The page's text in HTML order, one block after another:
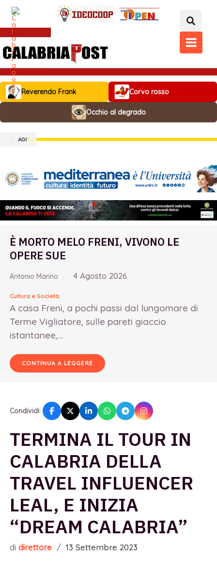
contenuto
MAIN
MENU
Reverendo Frank Corvo rosso
Occhio al degrado
È MORTO MELO FRENI, VIVONO LE
OPERE SUE
Antonio Marino 4 Agosto 2026
Cultura e Società
A casa Freni, a pochi passi dal lungomare di
Terme Vigliatore, sulle pareti giaccio
istantanee,...
CONTINUA A LEGGERE
Condividi:
TERMINA IL TOUR IN
CALABRIA DELLA
TRAVEL INFLUENCER
LEAL, E INIZIA
“DREAM CALABRIA”
di direttore / 13 Settembre 2023